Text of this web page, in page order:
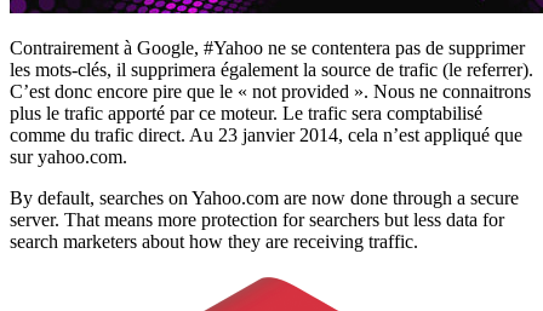
Contrairement à Google, #Yahoo ne se contentera pas de supprimer
les mots-clés, il supprimera également la source de trafic (le referrer).
C’est donc encore pire que le « not provided ». Nous ne connaitrons
plus le trafic apporté par ce moteur. Le trafic sera comptabilisé
comme du trafic direct. Au 23 janvier 2014, cela n’est appliqué que
sur yahoo.com.
By default, searches on Yahoo.com are now done through a secure
server. That means more protection for searchers but less data for
search marketers about how they are receiving traffic.